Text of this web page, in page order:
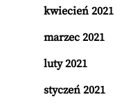
kwiecień 2021
marzec 2021
luty 2021
styczeń 2021